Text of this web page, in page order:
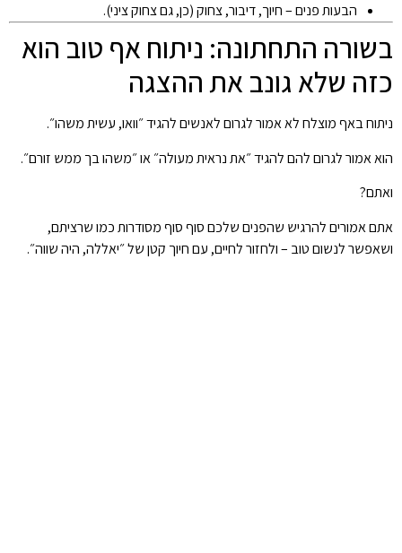
הבעות פנים – חיוך, דיבור, צחוק (כן, גם צחוק ציני).
בשורה התחתונה: ניתוח אף טוב הוא
כזה שלא גונב את ההצגה
ניתוח באף מוצלח לא אמור לגרום לאנשים להגיד ״וואו, עשית משהו״.
הוא אמור לגרום להם להגיד ״את נראית מעולה״ או ״משהו בך ממש זורם״.
ואתם?
אתם אמורים להרגיש שהפנים שלכם סוף סוף מסודרות כמו שרציתם,
ושאפשר לנשום טוב – ולחזור לחיים, עם חיוך קטן של ״יאללה, היה שווה״.